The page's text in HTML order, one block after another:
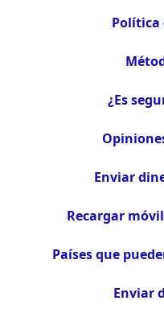
Política
¿Es
Enviar
Recargar
Países que
Enviar